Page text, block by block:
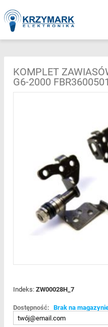
KOMPLET
G6-2000
Indeks: ZW00028H_7
Dostępność: Brak na